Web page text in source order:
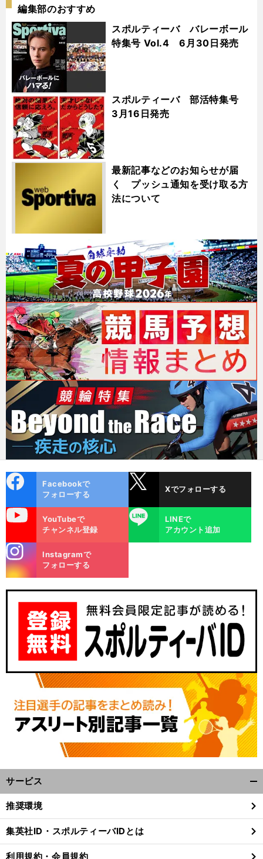
編集部のおすすめ
スポルティーバ バレーボール
特集号 Vol.4 6月30日発売
スポルティーバ 部活特集号
3月16日発売
最新記事などのお知らせが届
く プッシュ通知を受け取る方
法について
ok
Facebookで
フォローする
Xでフォローする
YouTubeで
チャンネル登録
LINE
LINEで
アカウント追加
m
Instagramで
フォローする
サービス
閉
る
推奨環境
集英社ID・スポルティーバIDとは
利用規約・会員規約